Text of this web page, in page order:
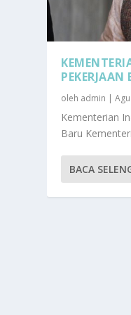
oleh admin |
Kementerian
Baru
BACA